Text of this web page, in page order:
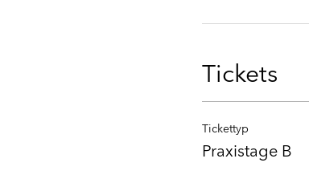
Tickets
Tickettyp
Praxistage B